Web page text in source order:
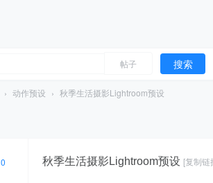
帖子 搜索
› 动作预设 › 秋季生活摄影Lightroom预设
0 秋季生活摄影Lightroom预设 [复制链